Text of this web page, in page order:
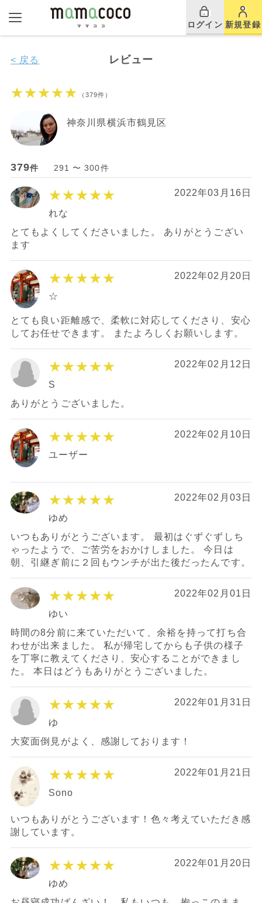
ログイン 新規登録
レビュー
< 戻る
★★★★★ （379件）
神奈川県横浜市鶴見区
379件 291 〜 300件
★★★★★ 2022年03月16日
れな
とてもよくしてくださいました。 ありがとうござい
ます
★★★★★ 2022年02月20日
☆
とても良い距離感で、柔軟に対応してくださり、安心
してお任せできます。 またよろしくお願いします。
★★★★★ 2022年02月12日
S
ありがとうございました。
★★★★★ 2022年02月10日
ユーザー
★★★★★ 2022年02月03日
ゆめ
いつもありがとうございます。 最初はぐずぐずしち
ゃったようで、ご苦労をおかけしました。 今日は
朝、引継ぎ前に２回もウンチが出た後だったんです。
★★★★★ 2022年02月01日
ゆい
時間の8分前に来ていただいて、余裕を持って打ち合
わせが出来ました。 私が帰宅してからも子供の様子
を丁寧に教えてくださり、安心することができまし
た。 本日はどうもありがとうございました。
★★★★★ 2022年01月31日
ゆ
大変面倒見がよく、感謝しております！
★★★★★ 2022年01月21日
Sono
いつもありがとうございます！色々考えていただき感
謝しています。
★★★★★ 2022年01月20日
ゆめ